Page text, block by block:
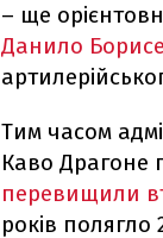
– ще
Данило
Тим часом
Каво Драгоне
перевищили
років полягло